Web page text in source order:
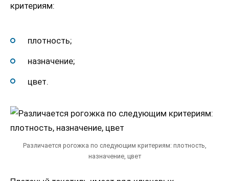
критериям:
плотность;
назначение;
цвет.
Различается рогожка по следующим критериям: плотность,
назначение, цвет